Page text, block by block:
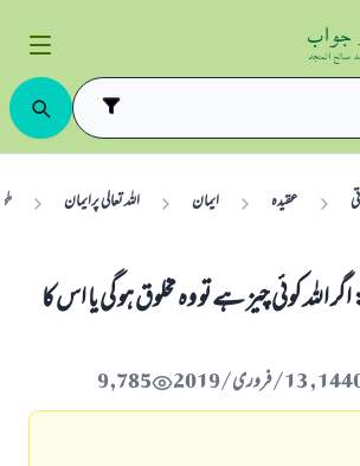
عقیدہ ایمان اللہ تعالی پرایمان
اللہ کوئی چیز ہے تو وہ مخلوق ہو گی یا اس کا
9,785